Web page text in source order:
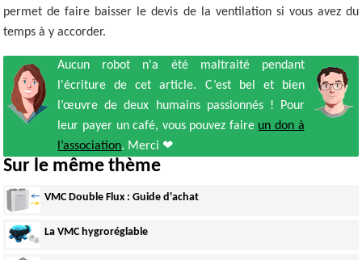
permet de faire baisser le devis de la ventilation si vous avez du
temps à y accorder.
Aucun robot n'a été maltraité pendant
l'écriture de cet article. C’est bel et bien
l’œuvre de deux humains passionnés ! Pour
leur payer un café, vous pouvez faire un don à
l’association. Merci ❤
Sur le même thème
VMC Double Flux : Guide d'achat
La VMC hygroréglable